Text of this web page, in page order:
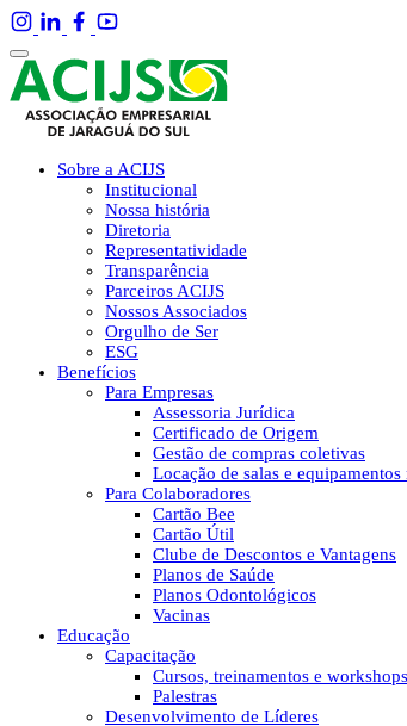
Sobre a ACIJS
Institucional
Nossa história
Diretoria
Representatividade
Transparência
Parceiros ACIJS
Nossos Associados
Orgulho de Ser
ESG
Benefícios
Para Empresas
Assessoria Jurídica
Certificado de Origem
Gestão de compras coletivas
Locação de salas e
Para Colaboradores
Cartão Bee
Cartão Útil
Clube de Descontos e Vantagens
Planos de Saúde
Planos Odontológicos
Vacinas
Educação
Capacitação
Cursos, treinamentos e workshops
Palestras
Desenvolvimento de Líderes